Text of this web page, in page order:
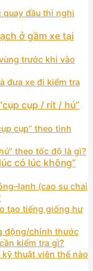
quay đầu thì nghi
ở gầm xe tại
trước khi vào
đưa xe đi kiểm tra
cụp / rít / hú”
cụp” theo tình
theo tốc độ là gì?
có lúc không”
(cao su chai
tạo tiếng giống hư
động/chỉnh thước
kiểm tra gì?
thuật viên thế nào